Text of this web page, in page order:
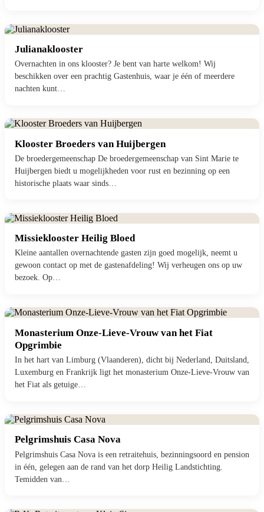
Julianaklooster
Overnachten in ons klooster? Je bent van harte welkom! Wij
beschikken over een prachtig Gastenhuis, waar je één of meerdere
nachten kunt…
Klooster Broeders van Huijbergen
De broedergemeenschap De broedergemeenschap van Sint Marie te
Huijbergen biedt u mogelijkheden voor rust en bezinning op een
historische plaats waar sinds…
Missieklooster Heilig Bloed
Kleine aantallen overnachtende gasten zijn goed mogelijk, neemt u
gewoon contact op met de gastenafdeling! Wij verheugen ons op uw
bezoek. Op…
Monasterium Onze-Lieve-Vrouw van het Fiat
Opgrimbie
In het hart van Limburg (Vlaanderen), dicht bij Nederland, Duitsland,
Luxemburg en Frankrijk ligt het monasterium Onze-Lieve-Vrouw van
het Fiat als getuige…
Pelgrimshuis Casa Nova
Pelgrimshuis Casa Nova is een retraitehuis, bezinningsoord en pension
in één, gelegen aan de rand van het dorp Heilig Landstichting.
Temidden van…